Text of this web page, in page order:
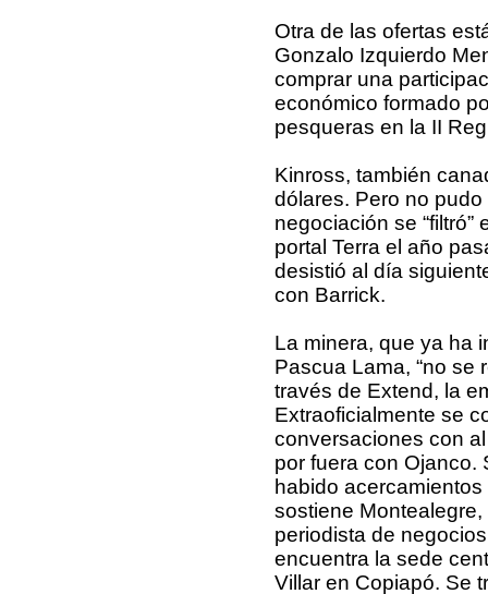
Otra de las ofertas
Gonzalo Izquierdo
comprar una
económico formado
pesqueras en la II
Kinross, también
dólares. Pero no
negociación se
portal Terra el año
desistió al día
con Barrick.
La minera, que ya ha
Pascua Lama, “no se
través de Extend, la
Extraoficialmente se
conversaciones con
por fuera con Ojanco.
habido acercamientos
sostiene
periodista de
encuentra la sede
Villar en Copiapó. Se